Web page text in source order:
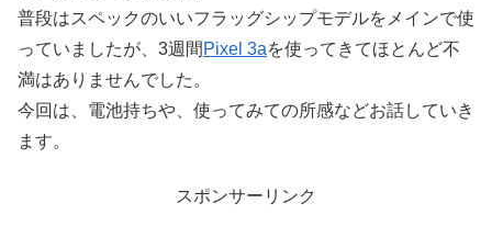
普段はスペックのいいフラッグシップモデルをメインで使
っていましたが、3週間 Pixel 3aを使ってきてほとんど不
満はありませんでした。
今回は、電池持ちや、使ってみての所感などお話していき
ます。
スポンサーリンク